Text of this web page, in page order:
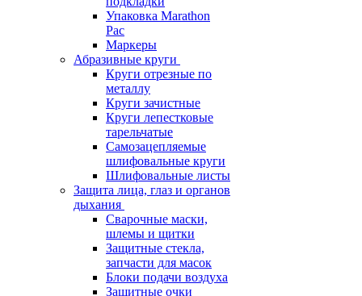
Упаковка Marathon
Pac
Маркеры
Абразивные круги
Круги отрезные по
металлу
Круги зачистные
Круги лепестковые
тарельчатые
Самозацепляемые
шлифовальные круги
Шлифовальные листы
Защита лица, глаз и органов
дыхания
Сварочные маски,
шлемы и щитки
Защитные стекла,
запчасти для масок
Блоки подачи воздуха
Защитные очки